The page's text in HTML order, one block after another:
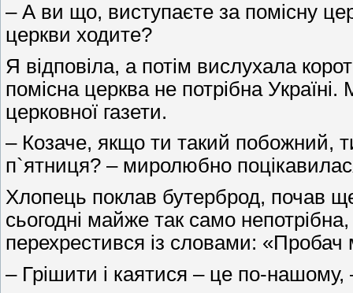
– А ви що, виступаєте за помісну
церкви ходите?
Я відповіла, а потім вислухала
помісна церква не потрібна
церковної газети.
– Козаче, якщо ти такий побожний,
п`ятниця? – миролюбно
Хлопець поклав бутерброд, почав
сьогодні майже так само
перехрестився із словами: «Пробач
– Грішити і каятися – це по-нашому,